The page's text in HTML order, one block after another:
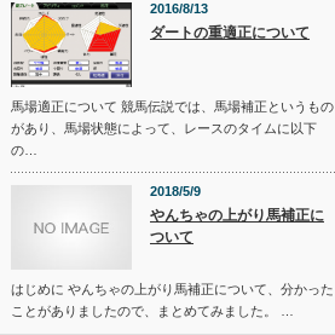
2016/8/13
ダートの重適正について
馬場適正について 競馬伝説では、馬場補正というもの
があり、馬場状態によって、レースのタイムに以下
の…
2018/5/9
やんちゃの上がり馬補正に
ついて
はじめに やんちゃの上がり馬補正について、分かった
ことがありましたので、まとめてみました。 …